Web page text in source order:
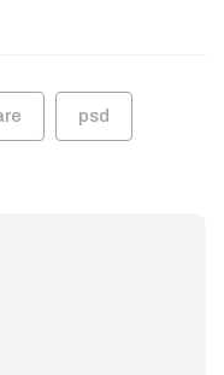
psd